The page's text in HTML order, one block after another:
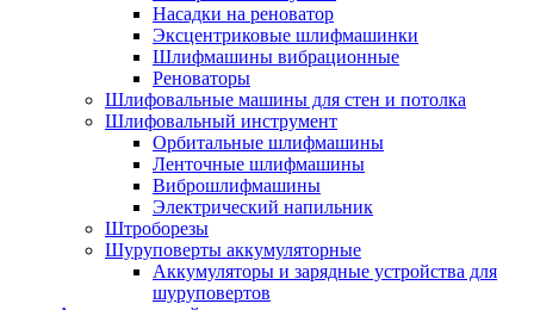
Насадки на реноватор
Эксцентриковые шлифмашинки
Шлифмашины вибрационные
Реноваторы
Шлифовальные машины для стен и потолка
Шлифовальный инструмент
Орбитальные шлифмашины
Ленточные шлифмашины
Виброшлифмашины
Электрический напильник
Штроборезы
Шуруповерты аккумуляторные
Аккумуляторы и зарядные устройства для
шуруповертов